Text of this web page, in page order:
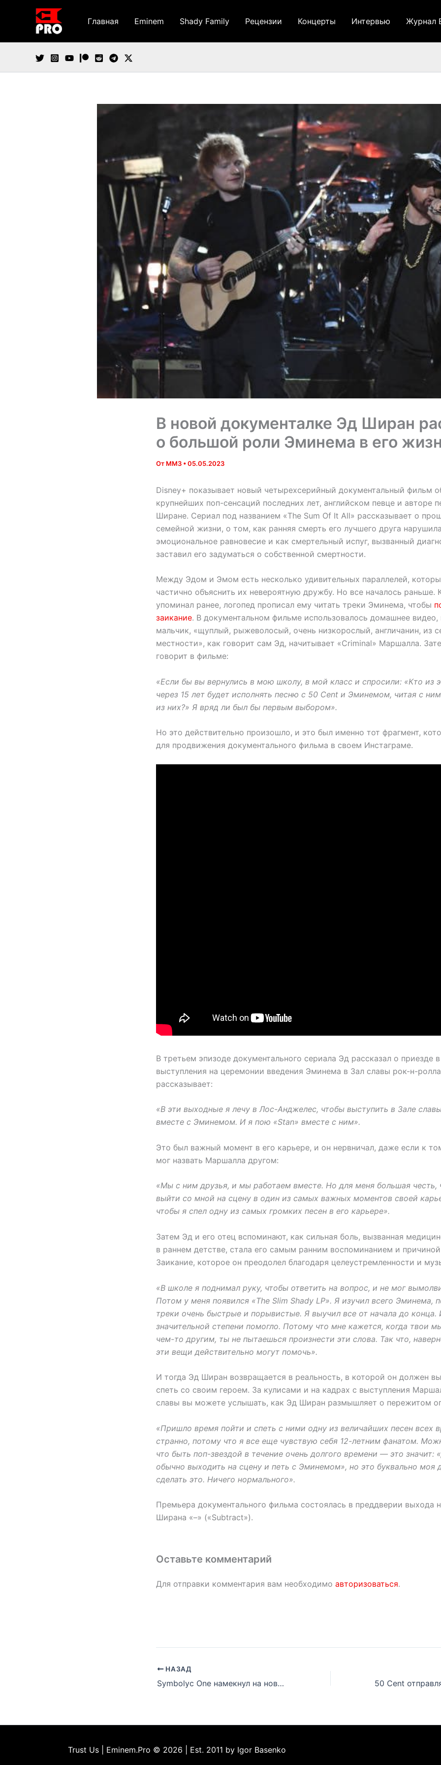
содержимому
Главная Eminem Shady Family Рецензии Концерты Интервью Журнал
В новой документалке Эд Ширан
о большой роли Эминема в его
От MM3 •05.05.2023
Disney+ показывает новый четырехсерийный документальный фильм
крупнейших поп-сенсаций последних лет, английском певце и авторе
Ширане. Сериал под названием «The Sum Of It All» рассказывает о
семейной жизни, о том, как ранняя смерть его лучшего друга
эмоциональное равновесие и как смертельный испуг, вызванный
заставил его задуматься о собственной смертности.
Между Эдом и Эмом есть несколько удивительных параллелей,
частично объяснить их невероятную дружбу. Но все началось раньше.
упоминал ранее, логопед прописал ему читать треки Эминема, чтобы
заикание. В документальном фильме использовалось домашнее видео,
мальчик, «щуплый, рыжеволосый, очень низкорослый, англичанин, из
местности», как говорит сам Эд, начитывает «Criminal» Маршалла.
говорит в фильме:
«Если бы вы вернулись в мою школу, в мой класс и спросили: «Кто из
через 15 лет будет исполнять песню с 50 Cent и Эминемом, читая с
из них?» Я вряд ли был бы первым выбором».
Но это действительно произошло, и это был именно тот фрагмент,
для продвижения документального фильма в своем Инстаграме.
В третьем эпизоде документального сериала Эд рассказал о приезде
выступления на церемонии введения Эминема в Зал славы рок-н-
рассказывает:
«В эти выходные я лечу в Лос-Анджелес, чтобы выступить в Зале
вместе с Эминемом. И я пою «Stan» вместе с ним».
Это был важный момент в его карьере, и он нервничал, даже если к
мог назвать Маршалла другом:
«Мы с ним друзья, и мы работаем вместе. Но для меня большая честь,
выйти со мной на сцену в один из самых важных моментов своей
чтобы я спел одну из самых громких песен в его карьере».
Затем Эд и его отец вспоминают, как сильная боль, вызванная
в раннем детстве, стала его самым ранним воспоминанием и причиной
Заикание, которое он преодолел благодаря целеустремленности и
«В школе я поднимал руку, чтобы ответить на вопрос, и не мог
Потом у меня появился «The Slim Shady LP». Я изучил всего Эминема,
треки очень быстрые и порывистые. Я выучил все от начала до конца.
значительной степени помогло. Потому что мне кажется, когда твои
чем-то другим, ты не пытаешься произнести эти слова. Так что,
эти вещи действительно могут помочь».
И тогда Эд Ширан возвращается в реальность, в которой он должен
спеть со своим героем. За кулисами и на кадрах с выступления
славы вы можете услышать, как Эд Ширан размышляет о пережитом
«Пришло время пойти и спеть с ними одну из величайших песен всех
странно, потому что я все еще чувствую себя 12-летним фанатом.
что быть поп-звездой в течение очень долгого времени — это значит:
обычно выходить на сцену и петь с Эминемом», но это буквально моя
сделать это. Ничего нормального».
Премьера документального фильма состоялась в преддверии выхода
Ширана «–» («Subtract»).
Оставьте комментарий
Для отправки комментария вам необходимо авторизоваться.
НАЗАД
Symbolyc One намекнул на новый релиз Эминема и/или Royce da 5’9
Trust Us | Eminem.Pro © 2026 | Est. 2011 by Igor Basenko